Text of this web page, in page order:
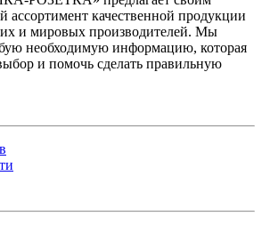
ассортимент качественной продукции
и мировых производителей. Мы
необходимую информацию, которая
и помочь сделать правильную